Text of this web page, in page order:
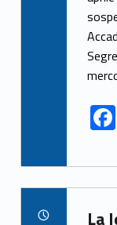
Link identifier archive
La